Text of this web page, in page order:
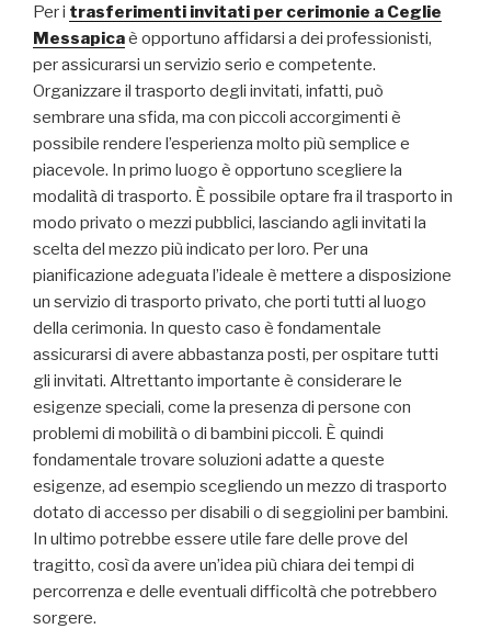
Per i trasferimenti invitati per cerimonie a Ceglie
Messapicaè opportuno affidarsi a dei professionisti,
per assicurarsi un servizio serio e competente.
Organizzare il trasporto degli invitati, infatti, può
sembrare una sfida, ma con piccoli accorgimenti è
possibile rendere l’esperienza molto più semplice e
piacevole. In primo luogo è opportuno scegliere la
modalità di trasporto. È possibile optare fra il trasporto in
modo privato o mezzi pubblici, lasciando agli invitati la
scelta del mezzo più indicato per loro. Per una
pianificazione adeguata l’ideale è mettere a disposizione
un servizio di trasporto privato, che porti tutti al luogo
della cerimonia. In questo caso è fondamentale
assicurarsi di avere abbastanza posti, per ospitare tutti
gli invitati. Altrettanto importante è considerare le
esigenze speciali, come la presenza di persone con
problemi di mobilità o di bambini piccoli. È quindi
fondamentale trovare soluzioni adatte a queste
esigenze, ad esempio scegliendo un mezzo di trasporto
dotato di accesso per disabili o di seggiolini per bambini.
In ultimo potrebbe essere utile fare delle prove del
tragitto, così da avere un’idea più chiara dei tempi di
percorrenza e delle eventuali difficoltà che potrebbero
sorgere.